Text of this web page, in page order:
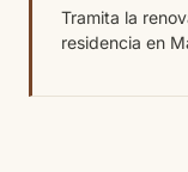
Tramita la
residencia en